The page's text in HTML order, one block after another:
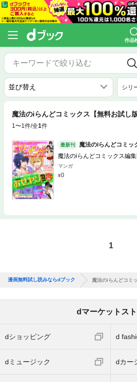
作品
シリ
魔法のiらんどコミックス【無料お試し版
1〜1件/全1件
最新刊
魔法のiらんどコミッ
魔法のiらんどコミックス編
マンガ
0
1
漫画無料試し読みならdブック 魔法のiらんどコミ
dマーケットス
dショッピング d
dミュージック dカー